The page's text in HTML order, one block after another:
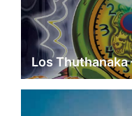
Los Thuthanaka